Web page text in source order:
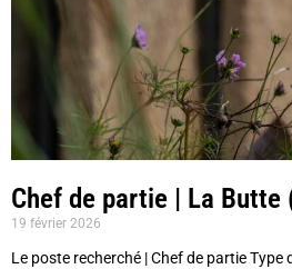
Chef de partie | La Butte
19 février 2026
Le poste recherché | Chef de partie